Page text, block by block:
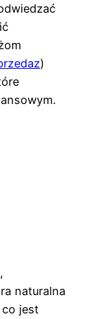
)
naturalna
co jest